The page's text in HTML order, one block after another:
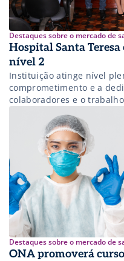
Destaques sobre o mercado de
Hospital Santa
nível 2
Instituição atinge nível
comprometimento e a
colaboradores e o
Destaques sobre o mercado de
ONA promoverá